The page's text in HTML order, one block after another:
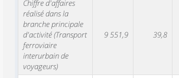
Chiffre d'affaires
réalisé dans la
branche principale
d'activité (Transport
ferroviaire
interurbain de
voyageurs)
9 551,9 39,8